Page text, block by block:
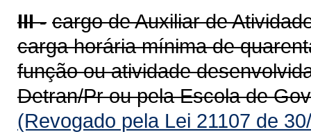
III - cargo de Auxiliar de
carga horária mínima de
função ou atividade
Detran/Pr ou pela Escola de
(Revogado pela Lei 21107 de